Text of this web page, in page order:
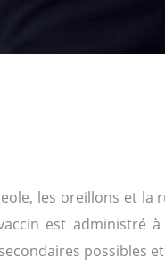
les oreillons et la
est administré
possibles